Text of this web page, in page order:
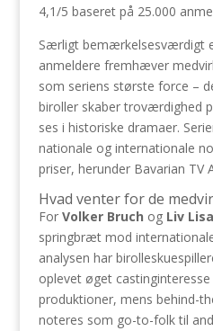
4,1/5 baseret på 25.000
Særligt bemærkelsesværdigt
anmeldere fremhæver
som seriens største force –
biroller skaber troværdighed
ses i historiske dramaer.
nationale og internationale
priser, herunder Bavarian TV
Hvad venter for de
For Volker Bruch og Liv
springbræt mod
analysen har
oplevet øget
produktioner, mens behind-
noteres som go-to-folk til